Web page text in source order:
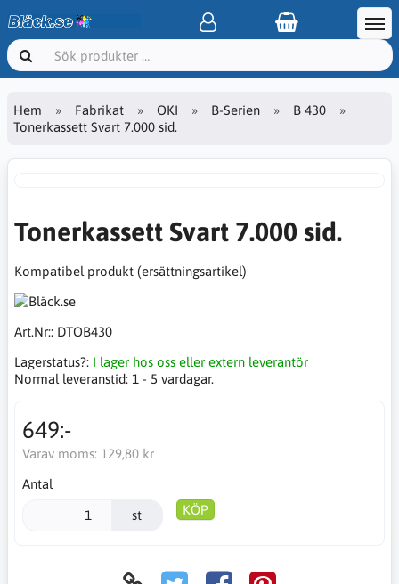
Hem Fabrikat OKI B-Serien
B 430
Tonerkassett Svart 7.000 sid.
Tonerkassett Svart 7.000 sid.
Kompatibel produkt (ersättningsartikel)
Art.Nr:: DTOB430
Lagerstatus?: I lager hos oss eller extern leverantör
Normal leveranstid: 1 - 5 vardagar.
649:-
Varav moms: 129,80 kr
Antal
st KÖP